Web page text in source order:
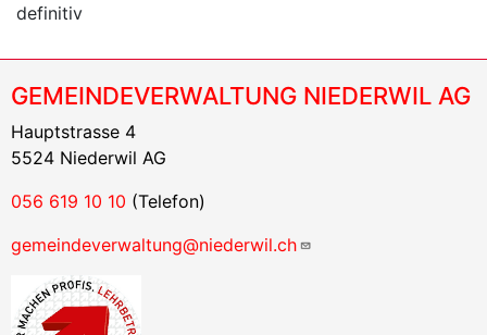
definitiv
GEMEINDEVERWALTUNG NIEDERWIL AG
Hauptstrasse 4
5524 Niederwil AG
056 619 10 10 (Telefon)
gemeindeverwaltung@niederwil.ch